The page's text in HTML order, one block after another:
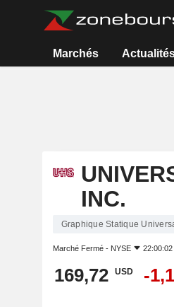
Marchés
INC.
Graphique Statique
Marché Fermé - NYSE
169,72 USD -